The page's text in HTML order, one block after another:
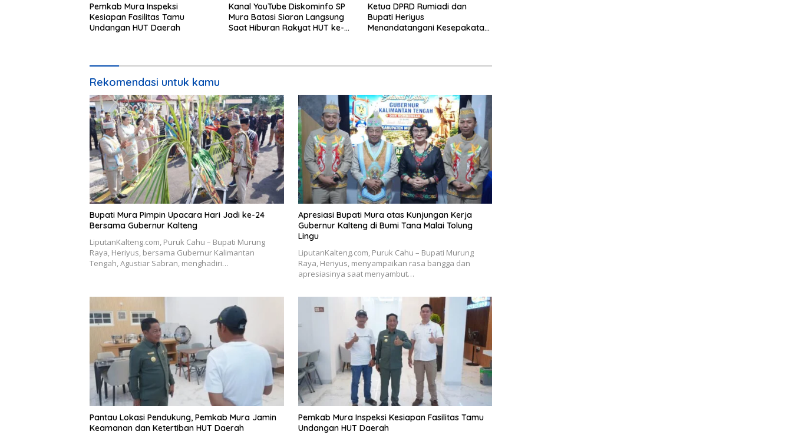
Pemkab Mura Inspeksi
Kesiapan Fasilitas Tamu
Undangan HUT Daerah
Kanal YouTube Diskominfo SP
Mura Batasi Siaran Langsung
Saat Hiburan Rakyat HUT ke-
Ketua DPRD Rumiadi dan
Bupati Heriyus
Menandatangani Kesepakatan
Rekomendasi untuk kamu
Bupati Mura Pimpin Upacara Hari Jadi ke-24
Bersama Gubernur Kalteng
LiputanKalteng.com, Puruk Cahu – Bupati Murung
Raya, Heriyus, bersama Gubernur Kalimantan
Tengah, Agustiar Sabran, menghadiri…
Apresiasi Bupati Mura atas Kunjungan Kerja
Gubernur Kalteng di Bumi Tana Malai Tolung
Lingu
LiputanKalteng.com, Puruk Cahu – Bupati Murung
Raya, Heriyus, menyampaikan rasa bangga dan
apresiasinya saat menyambut…
Pantau Lokasi Pendukung, Pemkab Mura Jamin
Keamanan dan Ketertiban HUT Daerah
Pemkab Mura Inspeksi Kesiapan Fasilitas Tamu
Undangan HUT Daerah